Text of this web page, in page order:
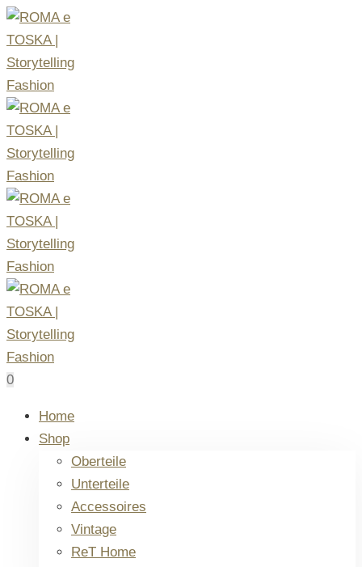
0
Home
Shop
Oberteile
Unterteile
Accessoires
Vintage
ReT Home